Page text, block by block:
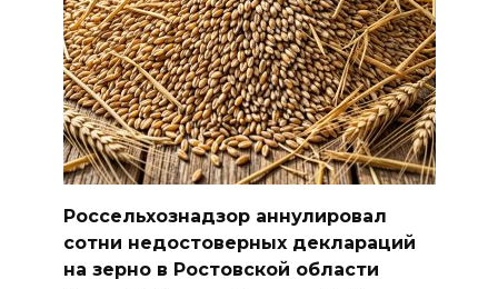
Россельхознадзор аннулировал
сотни недостоверных деклараций
на зерно в Ростовской области